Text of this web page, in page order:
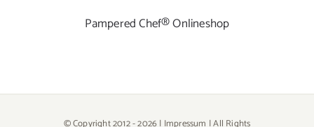
Pampered Chef® Onlineshop
© Copyright 2012 -2026 | Impressum | All Rights